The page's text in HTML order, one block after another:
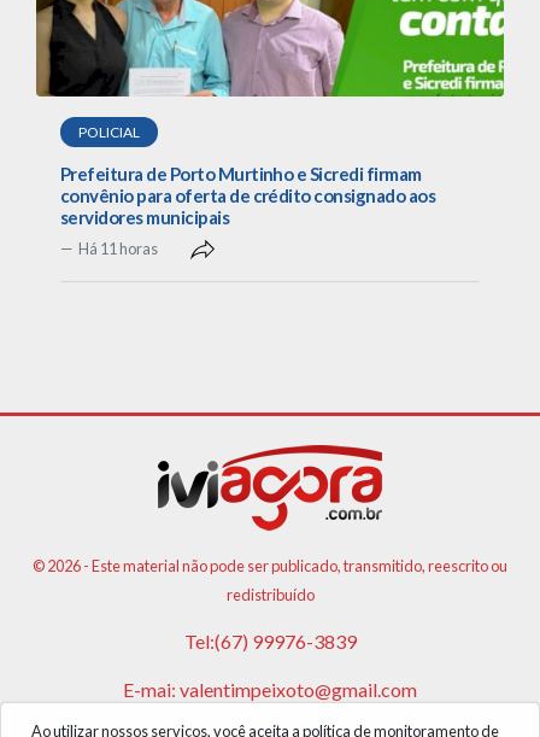
POLICIAL
Prefeitura de Porto Murtinho e Sicredi firmam
convênio para oferta de crédito consignado aos
servidores municipais
Há 11 horas
Ao utilizar nossos serviços, você aceita a política de monitoramento de
© 2026 - Este material não pode ser publicado, transmitido, reescrito ou
redistribuído
Tel:(67) 99976-3839
E-mai: valentimpeixoto@gmail.com